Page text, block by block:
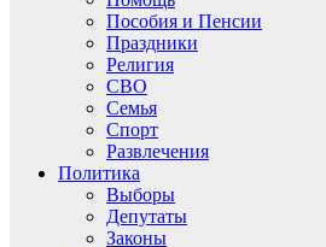
Пособия и Пенсии
Праздники
Религия
СВО
Семья
Спорт
Развлечения
Политика
Выборы
Депутаты
Законы